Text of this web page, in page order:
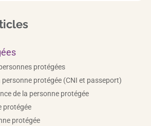
protégées
personne protégée (CNI et passeport)
de la personne protégée
protégée
protégée